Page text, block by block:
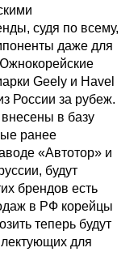
судя по всему,
даже для
Geely и Havel
России за рубеж.
в базу
ранее
«Автотор» и
будут
брендов есть
в РФ корейцы
теперь будут
для